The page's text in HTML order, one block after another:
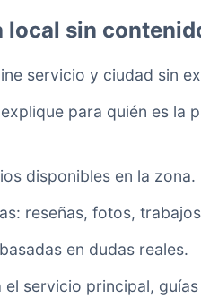
local sin
servicio y ciudad sin
para quién es la
disponibles en la zona.
reseñas, fotos,
en dudas reales.
el servicio principal,